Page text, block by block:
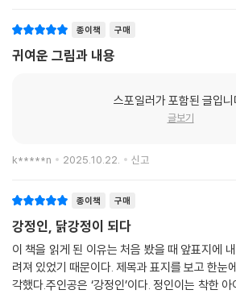
종이책 구매
귀여운 그림과 내용
스포일러가 포함된 글입니
글보기
k*****n 2025.10.22. 신고
종이책 구매
강정인, 닭강정이 되다
이 책을 읽게 된 이유는 처음 봤을 때 앞표지에
려져 있었기 때문이다. 제목과 표지를 보고 한눈
각했다.주인공은 ‘강정인’이다. 정인이는 착한